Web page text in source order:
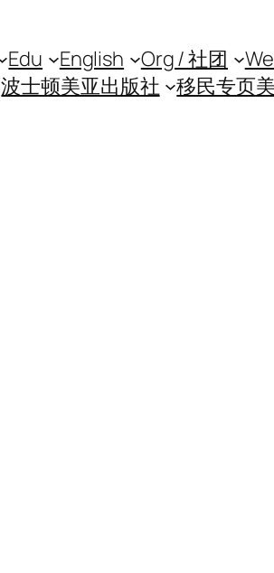
Edu English Org / 社团
波士顿美亚出版社 移民专页